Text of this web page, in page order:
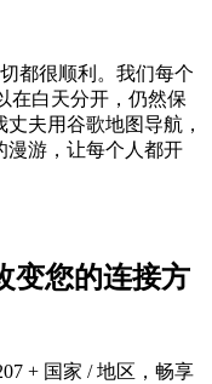
都很顺利。我们每个
在白天分开，仍然保
夫用谷歌地图导航，
漫游，让每个人都开
变您的连接方
+ 国家 / 地区，畅享